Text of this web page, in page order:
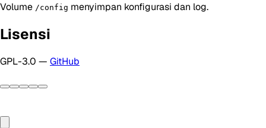
Volume /config menyimpan konfigurasi dan log.
Lisensi
GPL-3.0 — GitHub